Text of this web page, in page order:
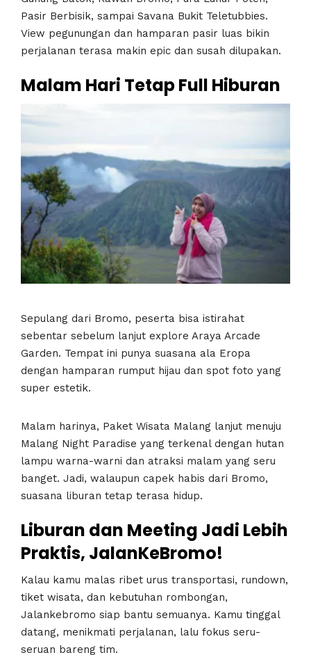
Pasir Berbisik, sampai Savana Bukit Teletubbies.
View pegunungan dan hamparan pasir luas bikin
perjalanan terasa makin epic dan susah dilupakan.
Malam Hari Tetap Full Hiburan
Sepulang dari Bromo, peserta bisa istirahat
sebentar sebelum lanjut explore Araya Arcade
Garden. Tempat ini punya suasana ala Eropa
dengan hamparan rumput hijau dan spot foto yang
super estetik.
Malam harinya, Paket Wisata Malang lanjut menuju
Malang Night Paradise yang terkenal dengan hutan
lampu warna-warni dan atraksi malam yang seru
banget. Jadi, walaupun capek habis dari Bromo,
suasana liburan tetap terasa hidup.
Liburan dan Meeting Jadi Lebih
Praktis, JalanKeBromo!
Kalau kamu malas ribet urus transportasi, rundown,
tiket wisata, dan kebutuhan rombongan,
Jalankebromo siap bantu semuanya. Kamu tinggal
datang, menikmati perjalanan, lalu fokus seru-
seruan bareng tim.